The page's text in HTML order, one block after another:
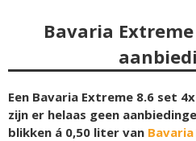
Bavaria
Een Bavaria Extreme 8.6 set
zijn er helaas geen
blikken á 0,50 liter van